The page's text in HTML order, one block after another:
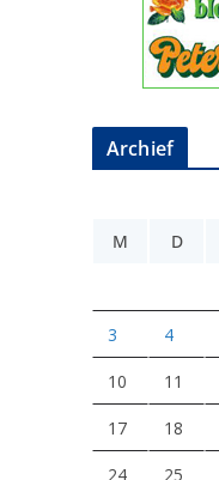
Archief
M
D
3 4
10 11
17 18
24 25